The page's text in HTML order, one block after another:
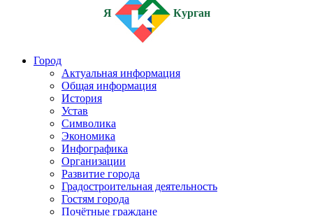
Я Курган
Город
Актуальная информация
Общая информация
История
Устав
Символика
Экономика
Инфографика
Организации
Развитие города
Градостроительная деятельность
Гостям города
Почётные граждане